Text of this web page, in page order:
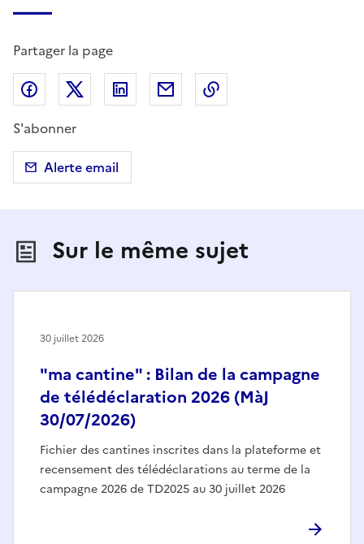
Partager la page
Partager sur Facebook
Partager sur X (anciennement Twitter)
Partager sur LinkedIn
Partager par email
S'abonner
Alerte email
Sur le même sujet
"ma cantine" : Bilan de la campagne
de télédéclaration 2026 (MàJ
30/07/2026)
Fichier des cantines inscrites dans la plateforme et
recensement des télédéclarations au terme de la
campagne 2026 de TD2025 au 30 juillet 2026
30 juillet 2026